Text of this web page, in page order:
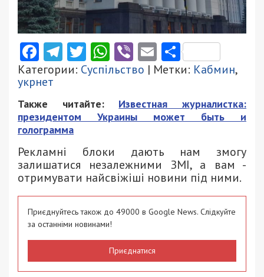
Facebook
Telegram
Twitter
WhatsApp
ViberEmail
Категории: Суспільство | Метки: Кабмин,
укрнет
Также читайте: Известная журналистка:
президентом Украины может быть и
голограмма
Рекламні блоки дають нам змогу
залишатися незалежними ЗМІ, а вам -
отримувати найсвіжіші новини під ними.
Приєднуйтесь також до 49000 в Google News. Слідкуйте
за останніми новинами!
Приєднатися